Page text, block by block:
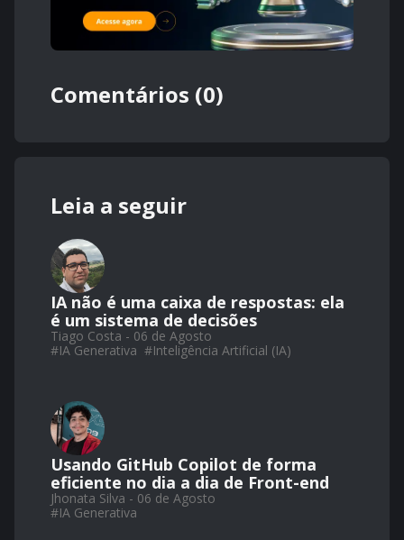
Comentários (0)
Leia a seguir
IA não é uma caixa de respostas: ela
é um sistema de decisões
Tiago Costa - 06 de Agosto
#IA Generativa #Inteligência Artificial (IA)
Usando GitHub Copilot de forma
eficiente no dia a dia de Front-end
Jhonata Silva - 06 de Agosto
#IA Generativa